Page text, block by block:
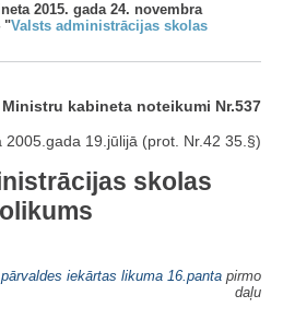
2015. gada 24. novembra
"Valsts administrācijas skolas
Ministru kabineta noteikumi Nr.537
2005.gada 19.jūlijā (prot. Nr.42 35.§)
skolas
iekārtas likuma 16.panta pirmo
daļu